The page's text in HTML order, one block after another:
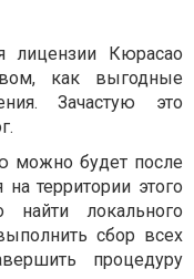
лицензии Кюрасао
как выгодные
Зачастую это
можно будет после
территории этого
найти локального
сбор всех
процедуру